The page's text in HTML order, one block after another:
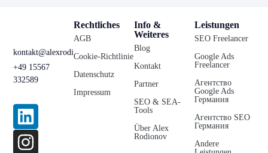
kontakt@alexrodionov.de
+49 15567
332589
Leistungen
SEO Freelancer
Google Ads
Freelancer
Агентство
Google Ads
Германия
Агентство SEO
Германия
Andere
Info &
Weiteres
Blog
Kontakt
Partner
SEO & SEA-
Tools
Über Alex
Rodionov
Rechtliches
AGB
Cookie-Richtlinie
Datenschutz
Impressum